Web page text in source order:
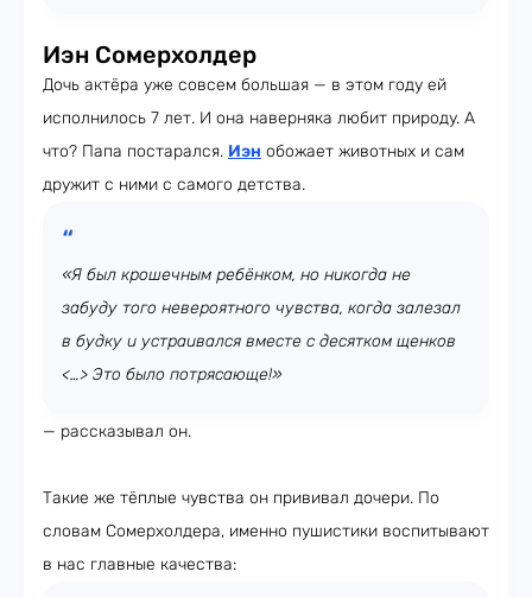
Иэн Сомерхолдер
Дочь актёра уже совсем большая — в этом году ей
исполнилось 7 лет. И она наверняка любит природу. А
что? Папа постарался. Иэн обожает животных и сам
дружит с ними с самого детства.
«Я был крошечным ребёнком, но никогда не
забуду того невероятного чувства, когда залезал
в будку и устраивался вместе с десятком щенков
<…> Это было потрясающе!»
— рассказывал он.
Такие же тёплые чувства он прививал дочери. По
словам Сомерхолдера, именно пушистики воспитывают
в нас главные качества: